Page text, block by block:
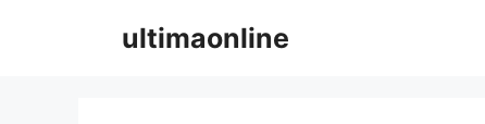
ultimaonline